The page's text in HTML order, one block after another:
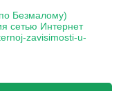
Безмалому)
сетью Интернет
zavisimosti-u-